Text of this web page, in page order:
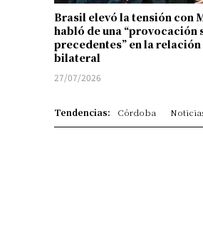
Brasil elevó la tensión con
habló de una “provocación
precedentes” en la relación
bilateral
27/07/2026
Tendencias: Córdoba